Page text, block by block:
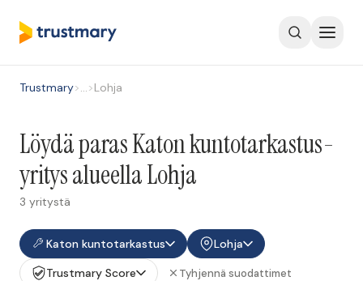
Trustmary>…>Lohja
Löydä paras Katon kuntotarkastus-
yritys alueella Lohja
3 yritystä
Katon kuntotarkastus
Lohja
Trustmary Score
Tyhjennä suodattimet